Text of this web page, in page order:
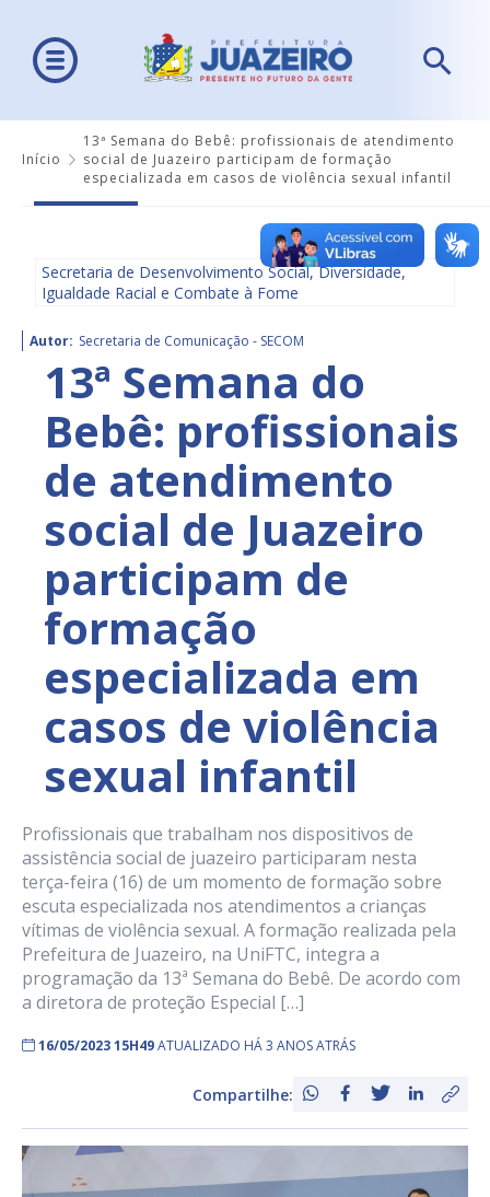
Início
13ª Semana do Bebê: profissionais de atendimento
social de Juazeiro participam de formação
especializada em casos de violência sexual infantil
Secretaria de Desenvolvimento Social, Diversidade,
Igualdade Racial e Combate à Fome
Autor: Secretaria de Comunicação - SECOM
13ª Semana do
Bebê: profissionais
de atendimento
social de Juazeiro
participam de
formação
especializada em
casos de violência
sexual infantil
Profissionais que trabalham nos dispositivos de
assistência social de juazeiro participaram nesta
terça-feira (16) de um momento de formação sobre
escuta especializada nos atendimentos a crianças
vítimas de violência sexual. A formação realizada pela
Prefeitura de Juazeiro, na UniFTC, integra a
programação da 13ª Semana do Bebê. De acordo com
a diretora de proteção Especial […]
16/05/2023 15H49ATUALIZADO HÁ 3 ANOS ATRÁS
Compartilhe: